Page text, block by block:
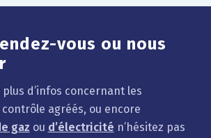
vous ou nous
d’infos concernant les
agréés, ou encore
gaz ou d’électricité n’hésitez pas